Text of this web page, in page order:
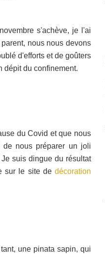
s'achève, je l'ai
nous nous devons
d'efforts et de goûters
dépit du confinement.
du Covid et que nous
nous préparer un joli
suis dingue du résultat
sur le site de décoration
une pinata sapin, qui